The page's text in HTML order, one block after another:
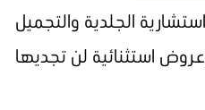
الجلدية والتجميل
استثنائية لن تجديها